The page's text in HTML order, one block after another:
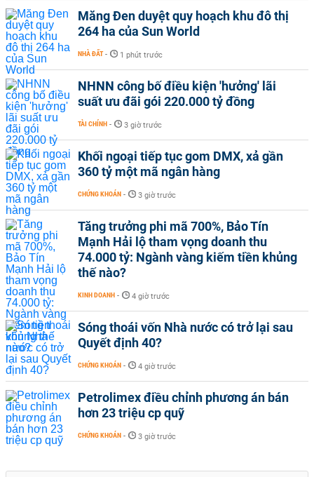
Măng Đen duyệt quy hoạch khu đô thị
264 ha của Sun World
NHÀ ĐẤT - 1 phút trước
NHNN công bố điều kiện 'hưởng' lãi
suất ưu đãi gói 220.000 tỷ đồng
TÀI CHÍNH - 3 giờ trước
Khối ngoại tiếp tục gom DMX, xả gần
360 tỷ một mã ngân hàng
CHỨNG KHOÁN - 3 giờ trước
Tăng trưởng phi mã 700%, Bảo Tín
Mạnh Hải lộ tham vọng doanh thu
74.000 tỷ: Ngành vàng kiếm tiền khủng
thế nào?
KINH DOANH - 4 giờ trước
Sóng thoái vốn Nhà nước có trở lại sau
Quyết định 40?
CHỨNG KHOÁN - 4 giờ trước
Petrolimex điều chỉnh phương án bán
hơn 23 triệu cp quỹ
CHỨNG KHOÁN - 3 giờ trước